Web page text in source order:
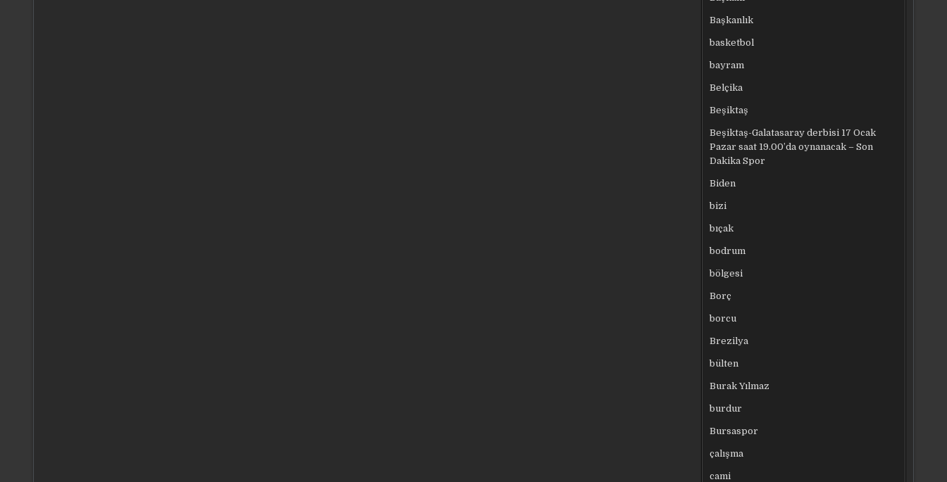
Başkanlık
basketbol
bayram
Belçika
Beşiktaş
Beşiktaş-Galatasaray derbisi 17 Ocak
Pazar saat 19.00’da oynanacak – Son
Dakika Spor
Biden
bizi
bıçak
bodrum
bölgesi
Borç
borcu
Brezilya
bülten
Burak Yılmaz
burdur
Bursaspor
çalışma
cami